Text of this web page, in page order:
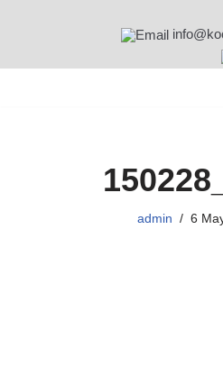
admin 6